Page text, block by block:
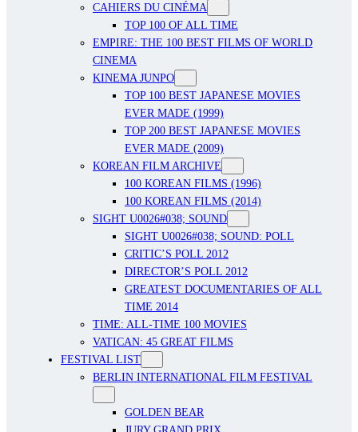
CAHIERS DU CINÉMA
TOP 100 OF ALL TIME
EMPIRE: THE 100 BEST FILMS OF WORLD
CINEMA
KINEMA JUNPO
TOP 100 BEST JAPANESE MOVIES
EVER MADE (1999)
TOP 200 BEST JAPANESE MOVIES
EVER MADE (2009)
KOREAN FILM ARCHIVE
100 KOREAN FILMS (1996)
100 KOREAN FILMS (2014)
SIGHT U0026#038; SOUND
SIGHT U0026#038; SOUND: POLL
CRITIC’S POLL 2012
DIRECTOR’S POLL 2012
GREATEST DOCUMENTARIES OF ALL
TIME 2014
TIME: ALL-TIME 100 MOVIES
VATICAN: 45 GREAT FILMS
FESTIVAL LIST
BERLIN INTERNATIONAL FILM FESTIVAL
GOLDEN BEAR